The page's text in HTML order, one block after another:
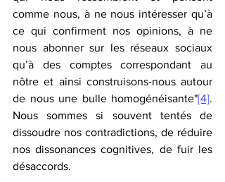
comme nous, à ne nous intéresser qu’à
ce qui confirment nos opinions, à ne
nous abonner sur les réseaux sociaux
qu’à des comptes correspondant au
nôtre et ainsi construisons-nous autour
de nous une bulle homogénéisante"[4].
Nous sommes si souvent tentés de
dissoudre nos contradictions, de réduire
nos dissonances cognitives, de fuir les
désaccords.